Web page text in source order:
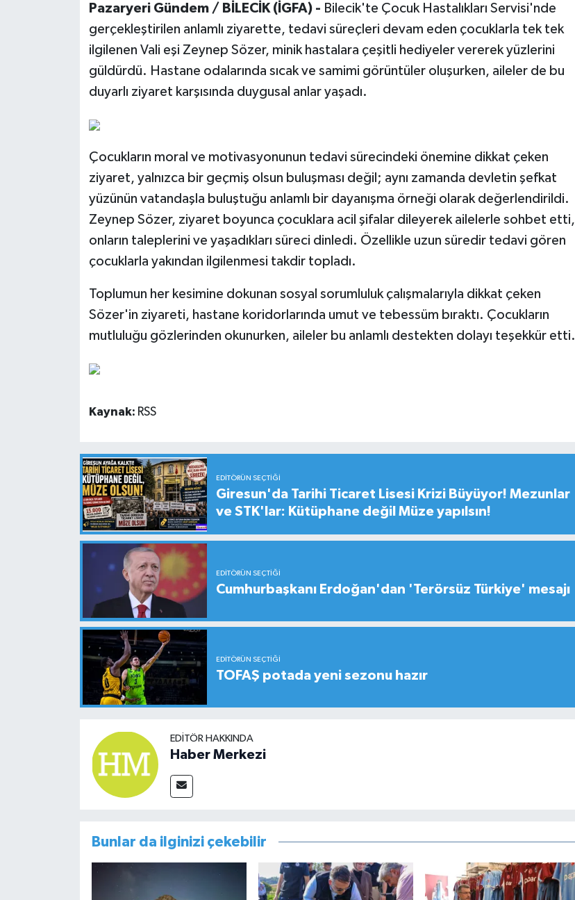
Pazaryeri Gündem / BİLECİK (İGFA) - Bilecik'te Çocuk Hastalıkları Servisi'nde
gerçekleştirilen anlamlı ziyarette, tedavi süreçleri devam eden çocuklarla tek tek
ilgilenen Vali eşi Zeynep Sözer, minik hastalara çeşitli hediyeler vererek yüzlerini
güldürdü. Hastane odalarında sıcak ve samimi görüntüler oluşurken, aileler de bu
duyarlı ziyaret karşısında duygusal anlar yaşadı.
Çocukların moral ve motivasyonunun tedavi sürecindeki önemine dikkat çeken
ziyaret, yalnızca bir geçmiş olsun buluşması değil; aynı zamanda devletin şefkat
yüzünün vatandaşla buluştuğu anlamlı bir dayanışma örneği olarak değerlendirildi.
Zeynep Sözer, ziyaret boyunca çocuklara acil şifalar dileyerek ailelerle sohbet etti,
onların taleplerini ve yaşadıkları süreci dinledi. Özellikle uzun süredir tedavi gören
çocuklarla yakından ilgilenmesi takdir topladı.
Toplumun her kesimine dokunan sosyal sorumluluk çalışmalarıyla dikkat çeken
Sözer'in ziyareti, hastane koridorlarında umut ve tebessüm bıraktı. Çocukların
mutluluğu gözlerinden okunurken, aileler bu anlamlı destekten dolayı teşekkür etti.
Kaynak: RSS
EDITÖRÜN SEÇTIĞI
Giresun'da Tarihi Ticaret Lisesi Krizi Büyüyor! Mezunlar
ve STK'lar: Kütüphane değil Müze yapılsın!
EDITÖRÜN SEÇTIĞI
Cumhurbaşkanı Erdoğan'dan 'Terörsüz Türkiye' mesajı
EDITÖRÜN SEÇTIĞI
TOFAŞ potada yeni sezonu hazır
EDITÖR HAKKINDA
Haber Merkezi
Bunlar da ilginizi çekebilir